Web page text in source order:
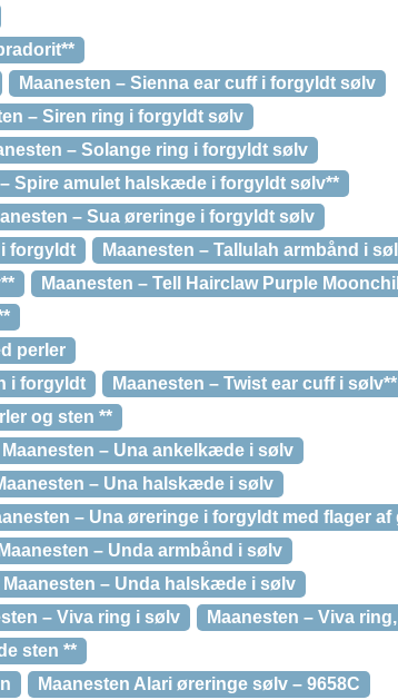
Maanesten – Sienna ear cuff i forgyldt sølv
– Siren ring i forgyldt sølv
– Solange ring i forgyldt sølv
– Spire amulet halskæde i forgyldt sølv**
– Sua øreringe i forgyldt sølv
i forgyldt
Maanesten – Tallulah armbånd i
Maanesten – Tell Hairclaw Purple
perler
i forgyldt
Maanesten – Twist ear cuff i sølv**
og sten **
Maanesten – Una ankelkæde i sølv
– Una halskæde i sølv
– Una øreringe i forgyldt med flager af
Maanesten – Unda armbånd i sølv
Maanesten – Unda halskæde i sølv
– Viva ring i sølv
Maanesten – Viva
sten **
Maanesten Alari øreringe sølv – 9658C